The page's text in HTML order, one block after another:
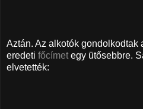
Aztán. Az alkotók gondolkodtak
eredeti főcímet egy ütősebbre.
elvetették: